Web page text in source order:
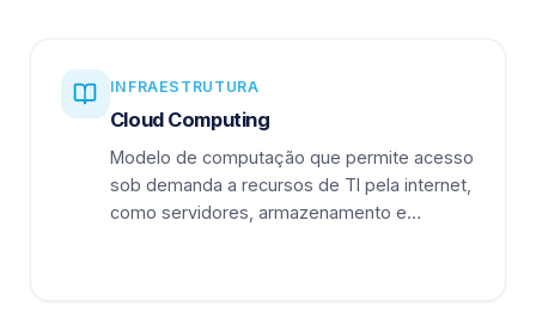
INFRAESTRUTURA
Cloud Computing
Modelo de computação que permite acesso
sob demanda a recursos de TI pela internet,
como servidores, armazenamento e